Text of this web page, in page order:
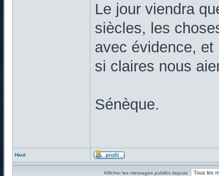
Le jour viendra
siècles, les
avec évidence,
si claires nous
Sénèque.
Haut
Afficher les messages publiés depuis: